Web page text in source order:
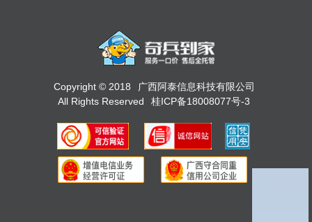
Copyright © 2018
广西阿泰信息科技有限公司
All Rights Reserved
桂ICP备18008077号-3